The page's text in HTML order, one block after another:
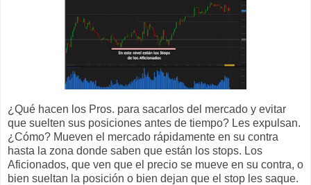
¿Qué hacen los Pros. para sacarlos del mercado y evitar
que suelten sus posiciones antes de tiempo? Les expulsan.
¿Cómo? Mueven el mercado rápidamente en su contra
hasta la zona donde saben que están los stops. Los
Aficionados, que ven que el precio se mueve en su contra, o
bien sueltan la posición o bien dejan que el stop les saque.